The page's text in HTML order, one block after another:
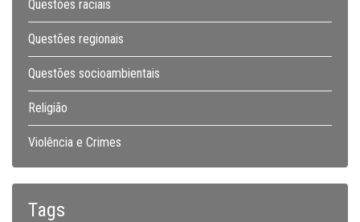
Questões raciais
Questões regionais
Questões socioambientais
Religião
Violência e Crimes
Tags